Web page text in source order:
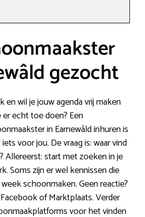
gezocht
en wil je jouw agenda vrij maken
echt toe doen? Een
in Earnewâld inhuren is
voor jou. De vraag is: waar vind
Allereerst: start met zoeken in je
Soms zijn er wel kennissen die
schoonmaken. Geen reactie?
of Marktplaats. Verder
voor het vinden